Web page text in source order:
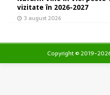
vizitate în 2026-2027
3 august 2026
Copyright © 2019-